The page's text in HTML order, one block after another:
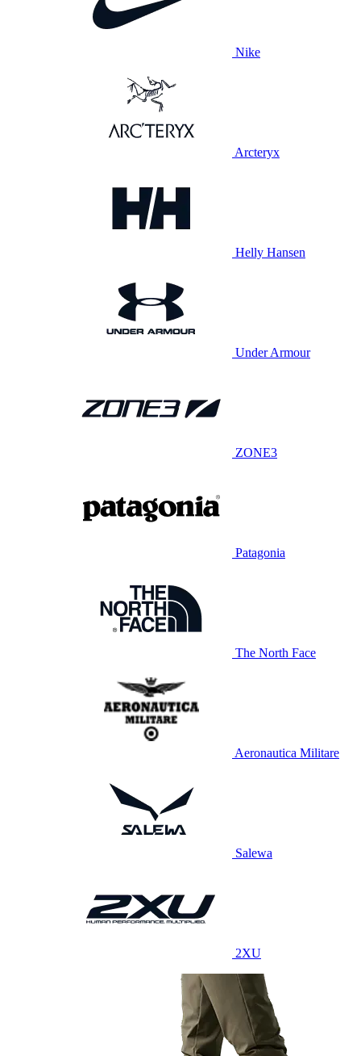
Nike
Arcteryx
Helly Hansen
Under Armour
ZONE3
Patagonia
The North Face
Aeronautica Militare
Salewa
2XU